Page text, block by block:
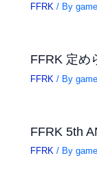
FFRK / By
FFRK 定め
FFRK / By
FFRK 5th
FFRK / By